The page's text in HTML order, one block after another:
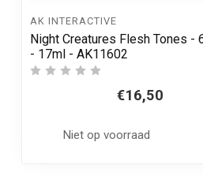
AK INTERACTIVE
Night Creatures Flesh Tones -
- 17ml - AK11602
€16,50
Niet op voorraad